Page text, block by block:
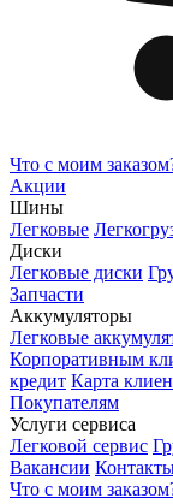
Что с моим
Акции
Шины
Легковые
Диски
Легковые диски
Запчасти
Аккумуляторы
Легковые
Корпоративным
кредит Карта
Покупателям
Услуги сервиса
Легковой сервис
Вакансии
Что с моим